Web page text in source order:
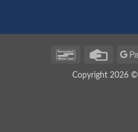
BancontactCredit
Copyright 2026 ©